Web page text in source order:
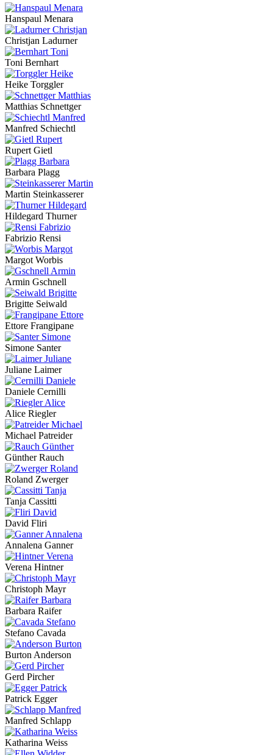
Hanspaul Menara
Christjan Ladurner
Toni Bernhart
Heike Torggler
Matthias Schnettger
Manfred Schiechtl
Rupert Gietl
Barbara Plagg
Martin Steinkasserer
Hildegard Thurner
Fabrizio Rensi
Margot Worbis
Armin Gschnell
Brigitte Seiwald
Ettore Frangipane
Simone Santer
Juliane Laimer
Daniele Cernilli
Alice Riegler
Michael Patreider
Günther Rauch
Roland Zwerger
Tanja Cassitti
David Fliri
Annalena Ganner
Verena Hintner
Christoph Mayr
Barbara Raifer
Stefano Cavada
Burton Anderson
Gerd Pircher
Patrick Egger
Manfred Schlapp
Katharina Weiss